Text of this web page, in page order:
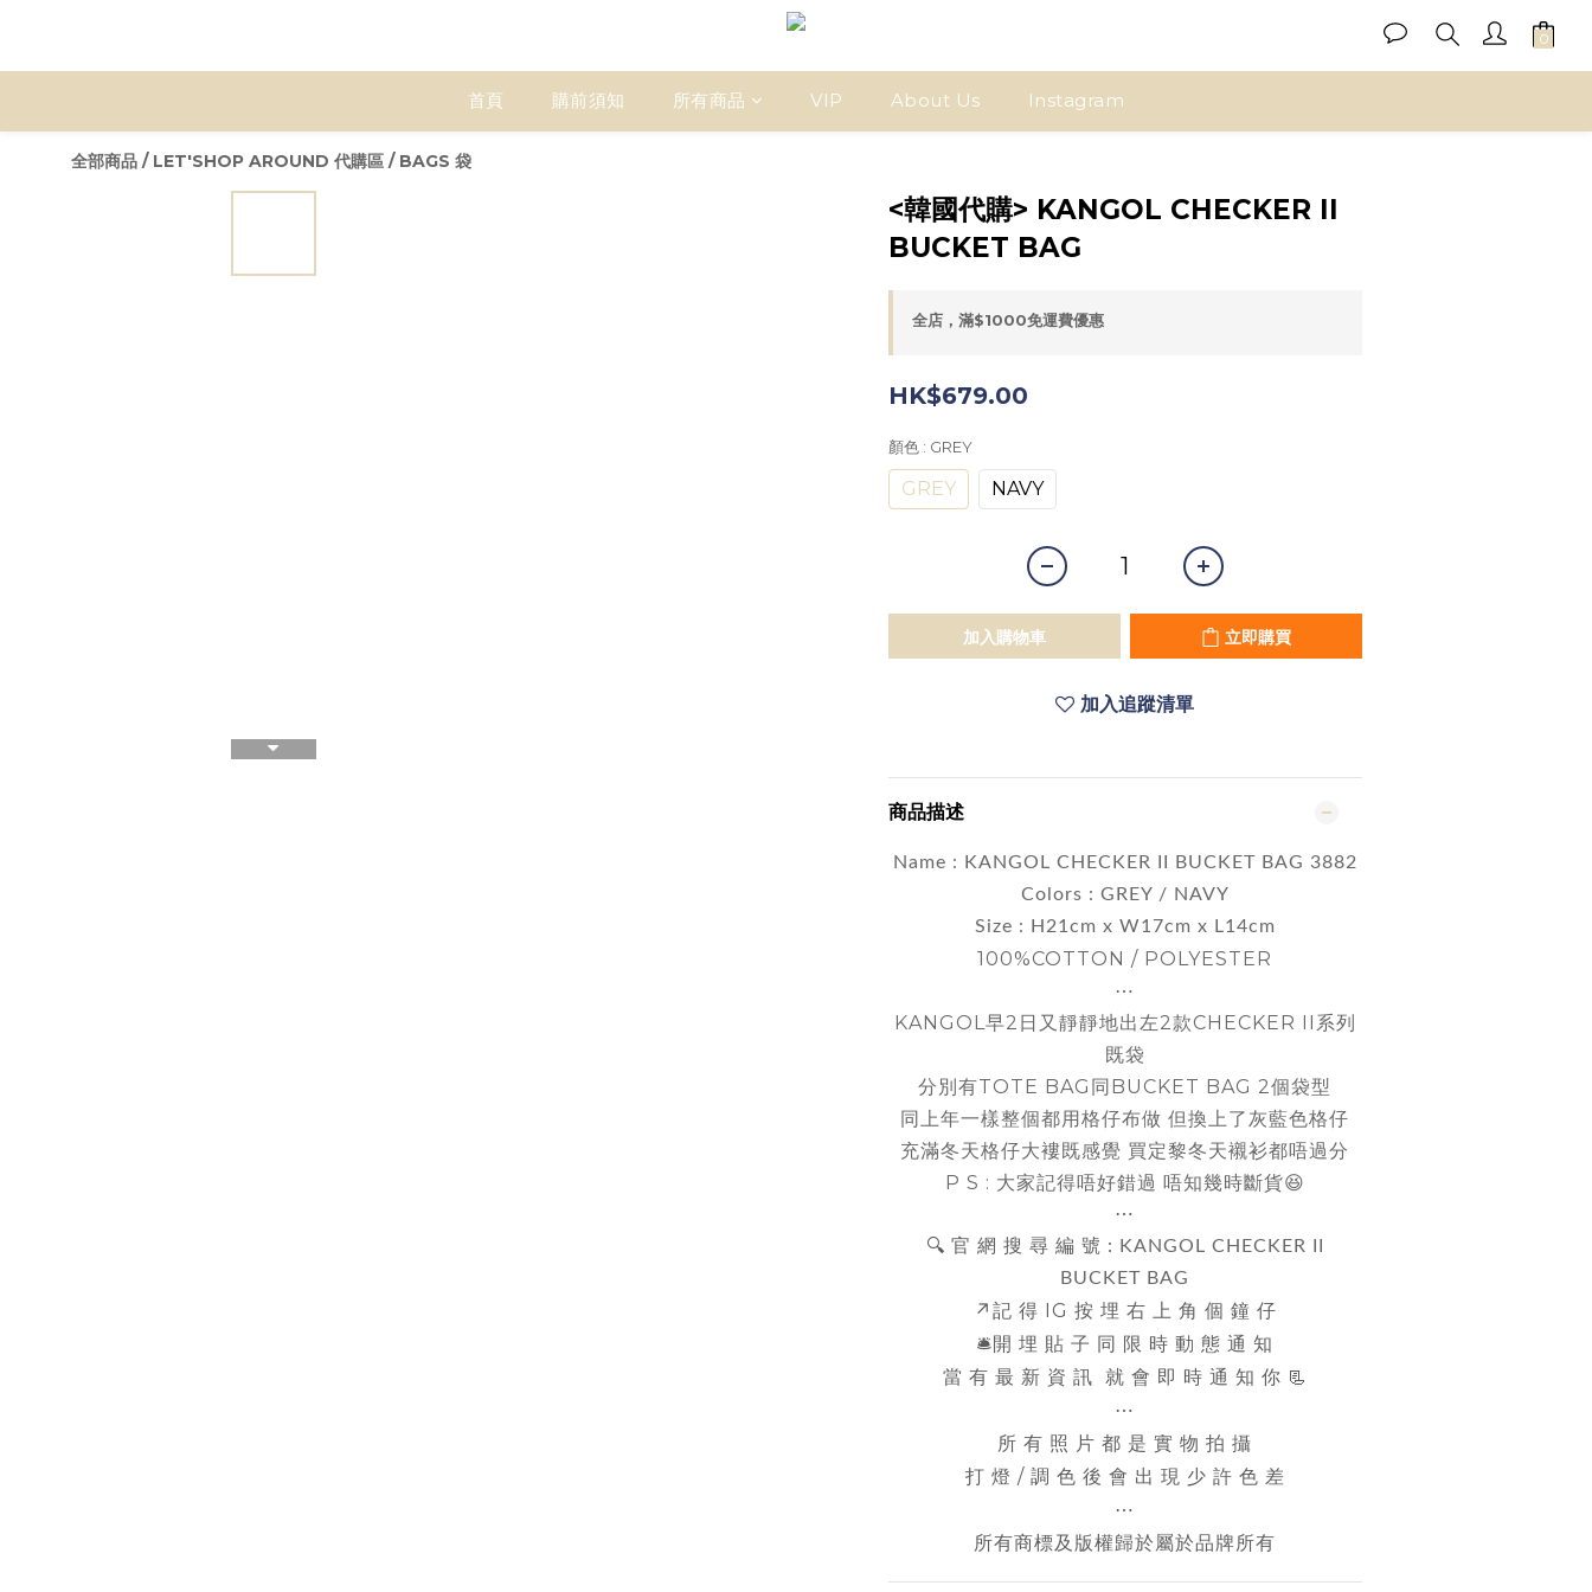
首頁 購前須知 所有商品 VIP About Us Instagram
全部商品 / LET'SHOP AROUND 代購區 / BAGS 袋
<韓國代購> KANGOL CHECKER II
BUCKET BAG
全店，滿$1000免運費優惠
HK$679.00
顏色 : GREY
GREY NAVY
加入購物車 立即購買
加入追蹤清單
商品描述
Name : KANGOL CHECKER II BUCKET BAG 3882
Colors : GREY / NAVY
Size : H21cm x W17cm x L14cm
100%COTTON / POLYESTER
⋯
KANGOL早2日又靜靜地出左2款CHECKER II系列
既袋
分別有TOTE BAG同BUCKET BAG 2個袋型
同上年一樣整個都用格仔布做 但換上了灰藍色格仔
充滿冬天格仔大褸既感覺 買定黎冬天襯衫都唔過分
P S : 大家記得唔好錯過 唔知幾時斷貨😆
⋯
🔍 官 網 搜 尋 編 號 :
KANGOL CHECKER II
BUCKET BAG
↗️記 得 IG 按 埋 右 上 角 個 鐘 仔
🛎️開 埋 貼 子 同 限 時 動 態 通 知
當 有 最 新 資 訊 就 會 即 時 通 知 你 📃
⋯
所 有 照 片 都 是 實 物 拍 攝
打 燈 / 調 色 後 會 出 現 少 許 色 差
⋯
所有商標及版權歸於屬於品牌所有